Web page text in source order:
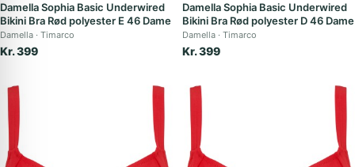
Damella Sophia Basic Underwired
Bikini Bra Rød polyester E 46 Dame
Damella Timarco
Kr. 399
Damella Sophia Basic Underwired
Bikini Bra Rød polyester D 46 Dame
Damella Timarco
Kr. 399